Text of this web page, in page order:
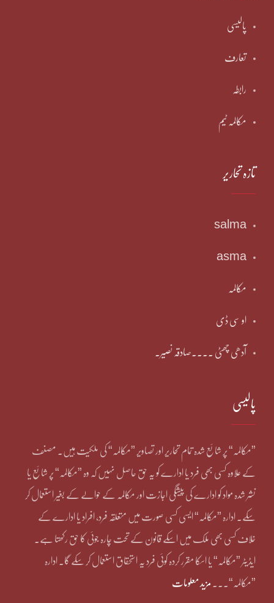
پالیسی
تعارف
رابطہ
مکالمہ ٹیم
تازہ تحاریر
salma
asma
مکالمہ
او سی ڈی
آدھی چھٹی ۔۔۔۔صادقہ نصیر۔
پالیسی
”مکالمہ“ پر شائع شدہ تمام تحاریر اور تصاویر ”مکالمہ“ کی ملکیت ہیں۔ مصنف
کے علاوہ کسی بھی فرد یا ادارے کو یہ حق حاصل نہیں کہ وہ ”مکالمہ“ پر شائع یا
نشر شدہ مواد کو ادارے کی پیشگی اجازت اور مکالمہ کے حوالے کے بغیر استعمال کر
سکے۔ ادارہ ”مکالمہ“ ایسی کسی صورت میں متعلقہ فرد، افراد یا ادارے کے
خلاف کسی بھی ملک میں اسکے قانون کے تحت چارہ جوئی کا حق رکھتا ہے۔
ایڈیٹر ”مکالمہ“ یا اسکا مقرر کردہ کوئی فرد یہ استحقاق استعمال کر سکے گا۔ ادارہ
”مکالمہ“۔۔۔ مزید معلومات